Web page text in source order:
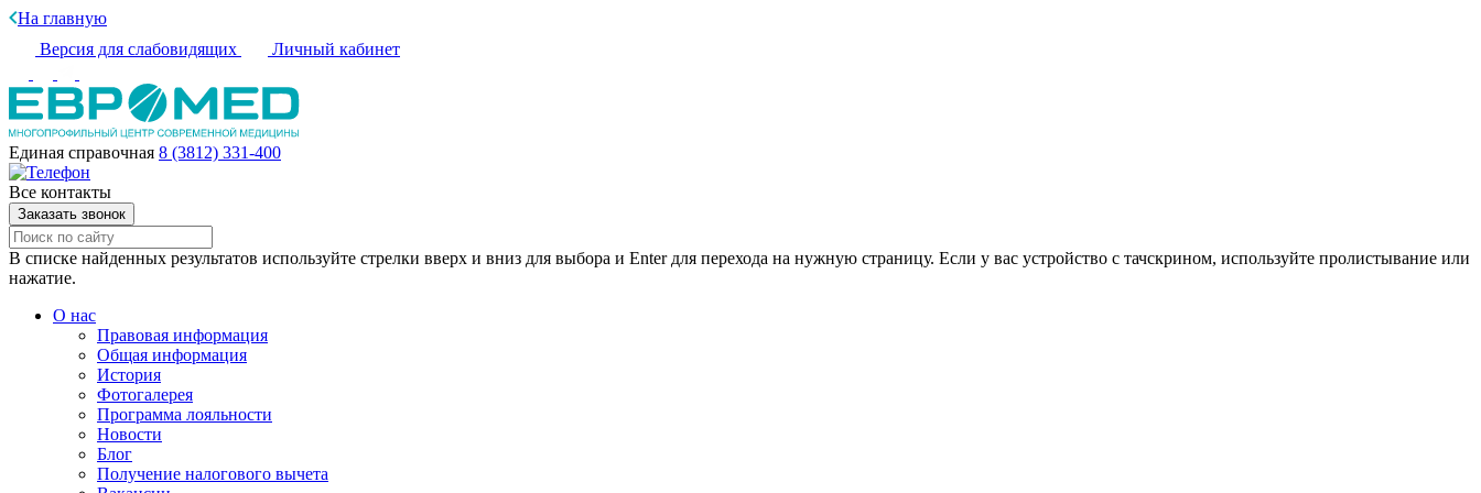
На главную
Версия для слабовидящих
Личный кабинет
Единая справочная 8 (3812) 331-400
Все контакты
Заказать звонок
В списке найденных результатов используйте стрелки вверх и вниз для выбора и Enter для перехода на нужную страницу. Если у вас устройство с тачскрином, используйте пролистывание или
нажатие.
О нас
Правовая информация
Общая информация
История
Фотогалерея
Программа лояльности
Новости
Блог
Получение налогового вычета